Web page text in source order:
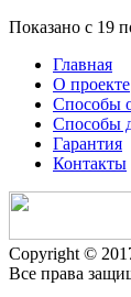
Показано с 19
Главная
О проекте
Способы
Способы
Гарантия
Контакты
Copyright ©
Все права